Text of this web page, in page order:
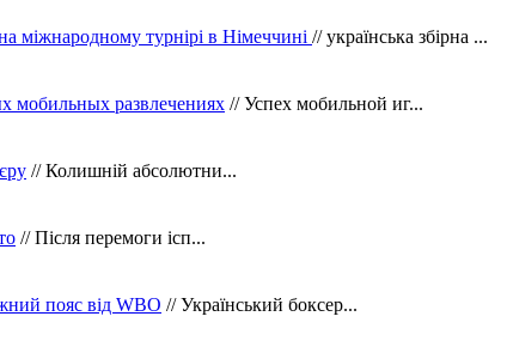
міжнародному турнірі в Німеччині // українська збірна ...
мобильных развлечениях // Успех мобильной иг...
// Колишній абсолютни...
// Після перемоги ісп...
пояс від WBO // Український боксер...